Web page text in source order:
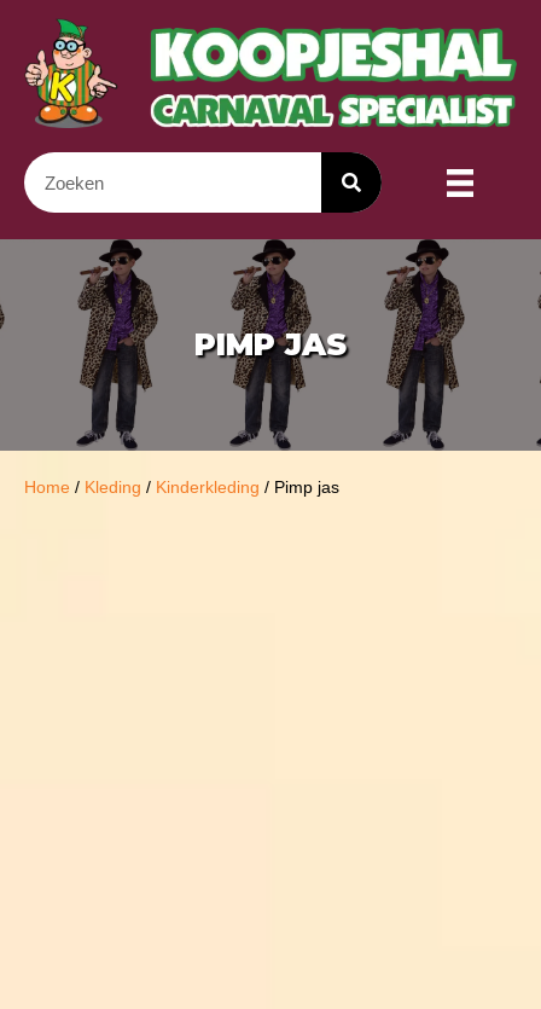
PIMP JAS
Home / Kleding / Kinderkleding / Pimp jas